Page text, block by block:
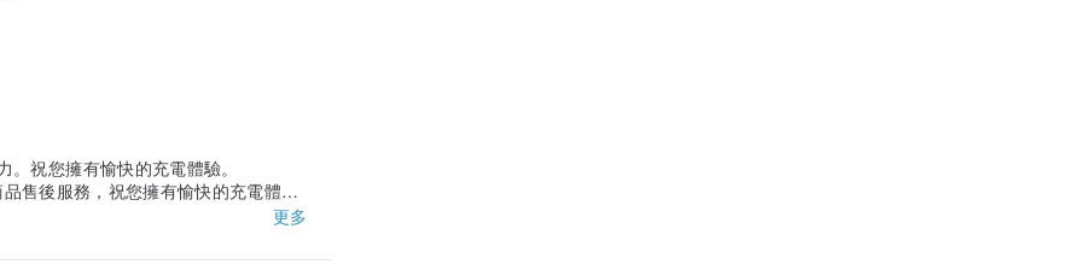
祝您擁有愉快的充電體驗。
售後服務，祝您擁有愉快的充電體
更多